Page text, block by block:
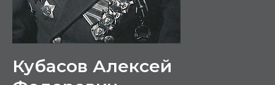
Кубасов Алексей